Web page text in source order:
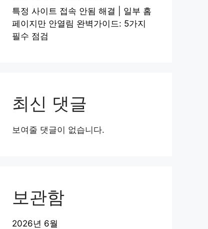
특정 사이트 접속 안됨 해결 | 일부 홈
페이지만 안열림 완벽가이드: 5가지
필수 점검
최신 댓글
보여줄 댓글이 없습니다.
보관함
2026년 6월